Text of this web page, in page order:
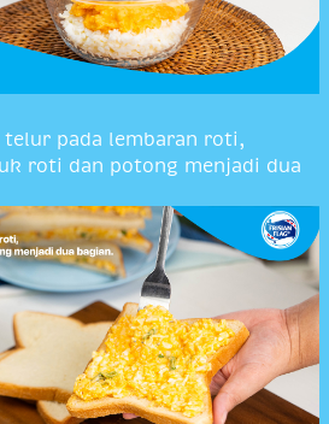
telur pada lembaran roti,
roti dan potong menjadi dua